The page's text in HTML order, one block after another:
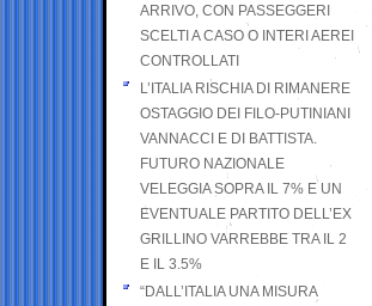
ARRIVO, CON PASSEGGERI
SCELTI A CASO O INTERI AEREI
CONTROLLATI
L’ITALIA RISCHIA DI RIMANERE
OSTAGGIO DEI FILO-PUTINIANI
VANNACCI E DI BATTISTA.
FUTURO NAZIONALE
VELEGGIA SOPRA IL 7% E UN
EVENTUALE PARTITO DELL’EX
GRILLINO VARREBBE TRA IL 2
E IL 3.5%
“DALL’ITALIA UNA MISURA